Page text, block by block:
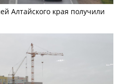
Алтайского края получили